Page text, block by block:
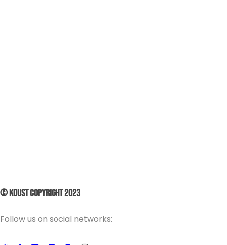
© Koust Copyright 2023
Follow us on social networks: